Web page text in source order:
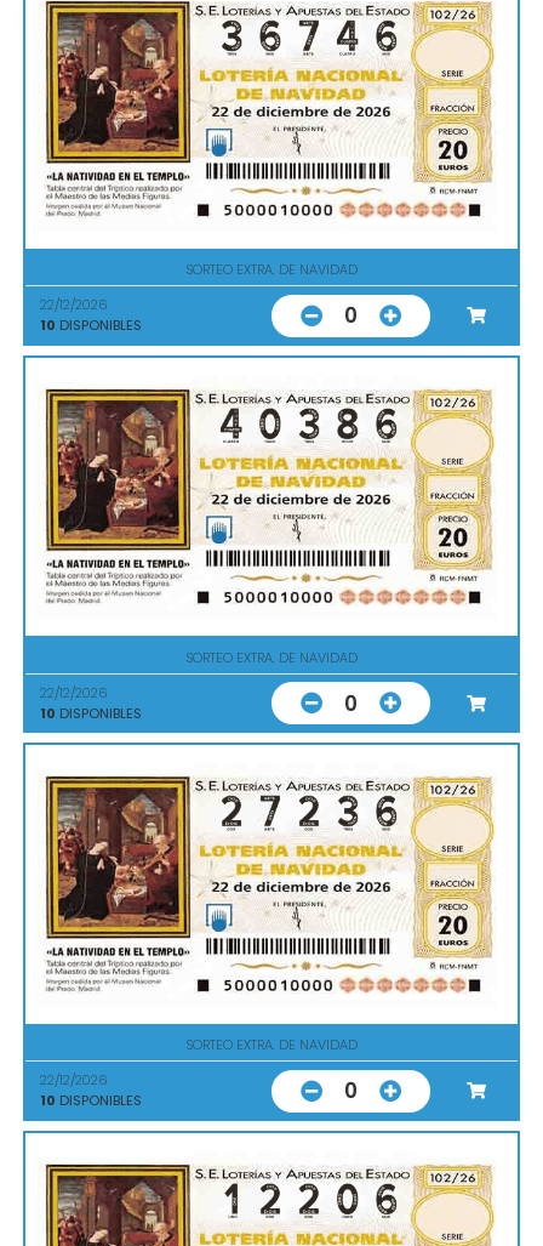
SORTEO EXTRA. DE NAVIDAD
22/12/2026
10 DISPONIBLES 0
SORTEO EXTRA. DE NAVIDAD
22/12/2026
10 DISPONIBLES 0
SORTEO EXTRA. DE NAVIDAD
22/12/2026
10 DISPONIBLES 0